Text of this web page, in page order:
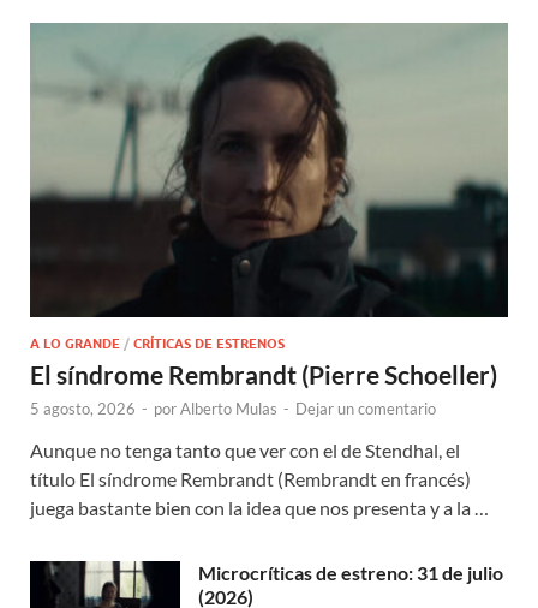
A LO GRANDE / CRÍTICAS DE ESTRENOS
El síndrome Rembrandt (Pierre Schoeller)
5 agosto, 2026 - porAlberto Mulas - Dejar un comentario
Aunque no tenga tanto que ver con el de Stendhal, el
título El síndrome Rembrandt (Rembrandt en francés)
juega bastante bien con la idea que nos presenta y a la …
Microcríticas de estreno: 31 de julio
(2026)